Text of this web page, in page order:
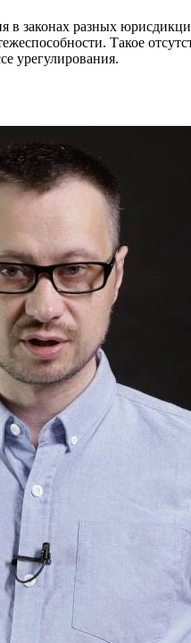
в законах разных
Такое
урегулирования.